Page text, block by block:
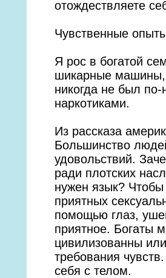
отождествляете
Чувственные
Я рос в богатой
шикарные машины,
никогда не был
наркотиками.
Из рассказа
Большинство
удовольствий.
ради плотских
нужен язык?
приятных
помощью глаз,
приятное. Богаты
цивилизованны
требования
себя с телом.